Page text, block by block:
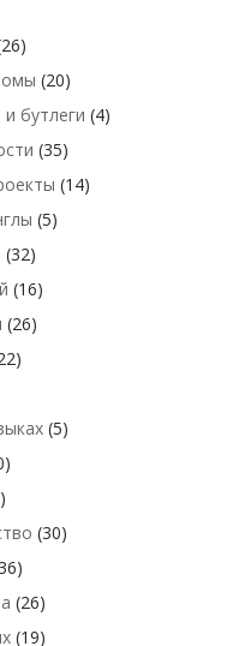
(20)
бутлеги (4)
(35)
(14)
(5)
(32)
(16)
(26)
(5)
(30)
(26)
(19)